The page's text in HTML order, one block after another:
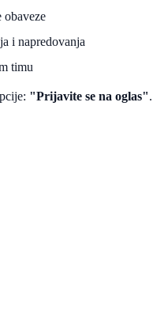
obaveze
i napredovanja
timu
"Prijavite se na oglas".